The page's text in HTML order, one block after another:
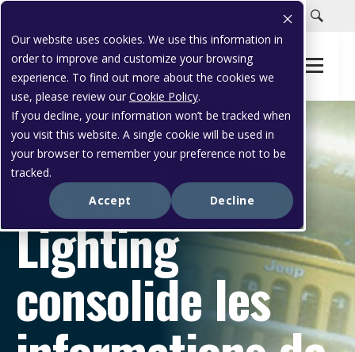
Our website uses cookies. We use this information in
order to improve and customize your browsing
experience. To find out more about the cookies we
use, please review our Cookie Policy.
If you decline, your information won’t be tracked when
you visit this website. A single cookie will be used in
your browser to remember your preference not to be
tracked.
Accept
Decline
Soutien à la clientèle
ÉTUDE DE CAS
Vision X
Lighting
consolide les